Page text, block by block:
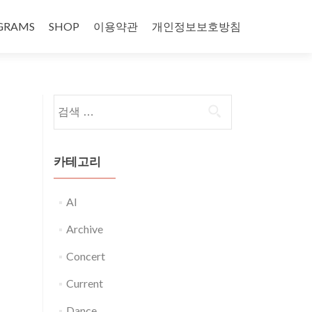
SHOP 이용약관 개인정보보호방침
카테고리
AI
Archive
Concert
Current